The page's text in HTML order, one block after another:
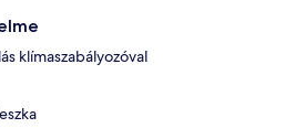
klímaszabályozóval